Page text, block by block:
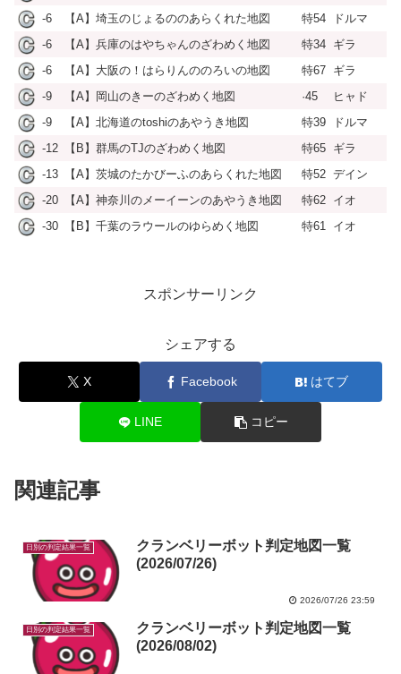
-6
【A】埼玉のじょるののあらくれた地図 特54
ドルマ
-6
【A】兵庫のはやちゃんのざわめく地図 特34 ギラ
-6
【A】大阪の！はらりんののろいの地図 特67 ギラ
-9
【A】岡山のきーのざわめく地図 ·45
ヒャド
-9
【A】北海道のtoshiのあやうき地図 特39
ドルマ
-12
【B】群馬のTJのざわめく地図 特65 ギラ
-13
【A】茨城のたかびーふのあらくれた地図 特52 デイン
-20
【A】神奈川のメーイーンのあやうき地図 特62 イオ
-30
【B】千葉のラウールのゆらめく地図 特61 イオ
スポンサーリンク
シェアする
X Facebook はてブ
LINE コピー
関連記事
日別の判定結果一覧
クランベリーボット判定地図一覧
(2026/07/26)
2026/07/26 23:59
日別の判定結果一覧
クランベリーボット判定地図一覧
(2026/08/02)